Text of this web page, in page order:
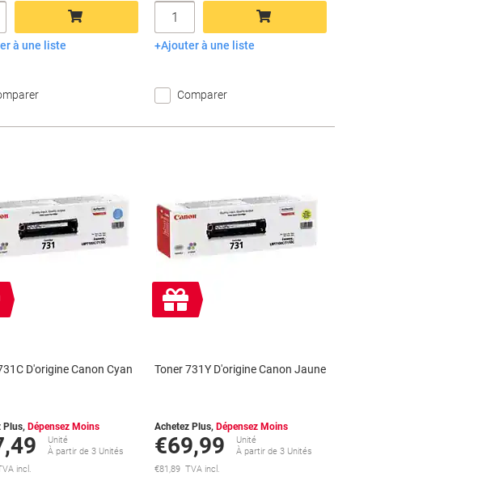
Ajouter au panier
à une liste
Quantité
Ajouter au panier
Ajouter à une liste
Comparer
D'origine Canon Cyan
Plus, Dépensez Moins
Unité
À partir de 3 Unités
incl.
Cadeau
gratuit
Toner 731Y D'origine Canon Jaune
Achetez Plus, Dépensez Moins
€69,99
Unité
À partir de 3 Unités
€81,89 TVA incl.